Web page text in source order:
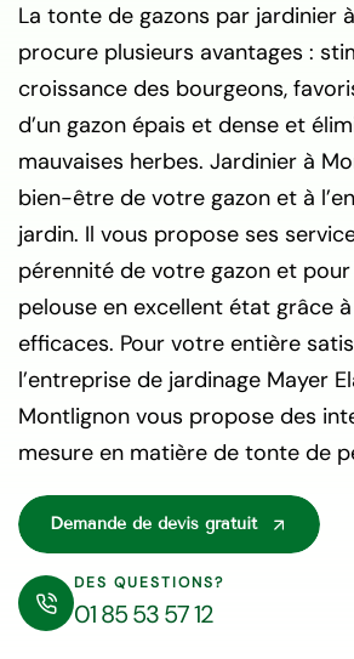
La tonte de gazons par jardinier
procure plusieurs avantages :
croissance des bourgeons,
d’un gazon épais et dense et
mauvaises herbes. Jardinier à
bien-être de votre gazon et à
jardin. Il vous propose ses
pérennité de votre gazon et
pelouse en excellent état grâce
efficaces. Pour votre entière
l’entreprise de jardinage Mayer
Montlignon vous propose des
mesure en matière de tonte de
Demande de devis gratuit
DES QUESTIONS?
01 85 53 57 12